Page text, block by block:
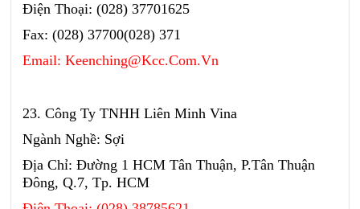
Điện Thoại: (028) 37701625
Fax: (028) 37700(028) 371
Email: Keenching@Kcc.Com.Vn
23. Công Ty TNHH Liên Minh Vina
Ngành Nghề: Sợi
Địa Chỉ: Đường 1 HCM Tân Thuận, P.Tân Thuận
Đông, Q.7, Tp. HCM